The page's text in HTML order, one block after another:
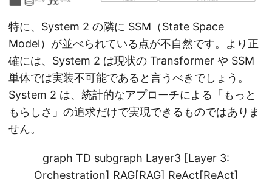
特に、System 2 の隣に SSM（State Space
Model）が並べられている点が不自然です。より正
確には、System 2 は現状の Transformer や SSM
単体では実装不可能であると言うべきでしょう。
System 2 は、統計的なアプローチによる「もっと
もらしさ」の追求だけで実現できるものではありま
せん。
graph TD subgraph Layer3 [Layer 3:
Orchestration] RAG[RAG] ReAct[ReAct]